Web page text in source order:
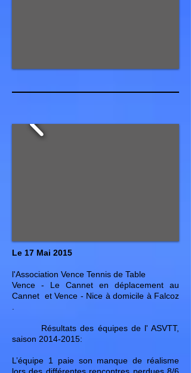
Le 17 Mai 2015
l'Association Vence Tennis de Table
Vence - Le Cannet en déplacement au
Cannet et Vence - Nice à domicile à Falcoz
Résultats des équipes de l' ASVTT,
saison 2014-2015:
L’équipe 1 paie son manque de réalisme